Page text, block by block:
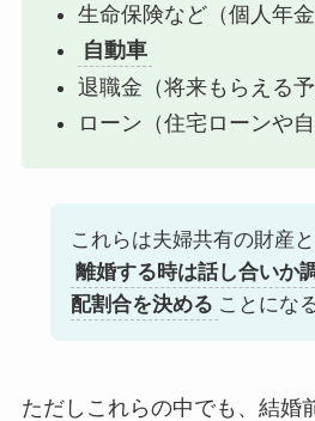
生命保険など（個人年
自動車
退職金（将来もらえる
ローン（住宅ローンや
これらは夫婦共有の財産と
離婚する時は話し合いか
配割合を決める ことにな
ただしこれらの中でも、結婚